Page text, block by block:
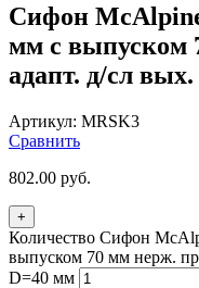
Сифон
мм с выпуском
адапт. д/сл
Артикул: MRSK3
Сравнить
802.00 руб.
+
Количество Сифон
выпуском 70 мм нерж.
D=40 мм